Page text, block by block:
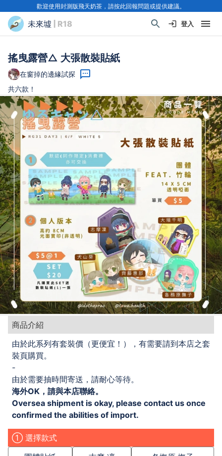
歡迎使用封測版飛天奶茶，請按此回報問題或提供建議。
未來墟 | R18 登入
搖曳露營△ 大張散裝貼紙
在窗掉的邊緣試探
共六款！
商品介紹
由於此系列有套裝價（更便宜！），有需要請到本店之套
裝頁購買。
-
由於需要抽時間寄送，請耐心等待。
海外OK，請與本店聯絡。
Oversea shipment is okay, please contact us once
confirmed the abilities of import.
① 選擇款式